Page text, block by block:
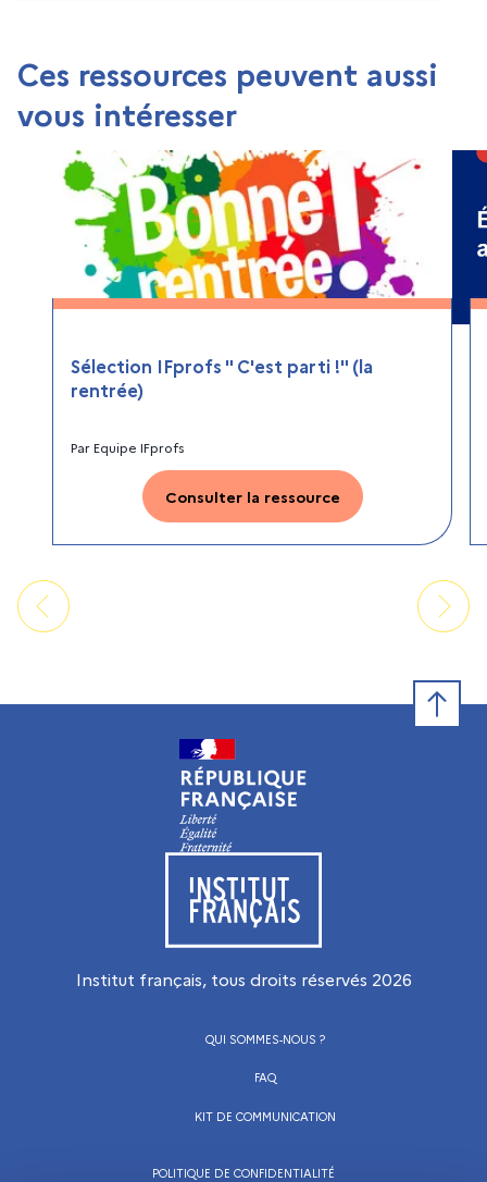
Ces ressources peuvent aussi
vous intéresser
Sélection IFprofs " C'est parti !" (la
rentrée)
ParEquipe IFprofs
Consulter la ressource
Visiter le site de l’Institut français
Institut français, tous droits réservés 2026
QUI SOMMES-NOUS ?
FAQ
KIT DE COMMUNICATION
POLITIQUE DE CONFIDENTIALITÉ